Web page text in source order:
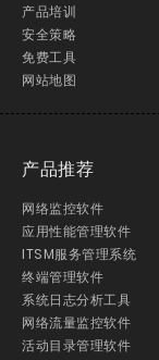
产品培训
安全策略
免费工具
网站地图
产品推荐
网络监控软件
应用性能管理软件
ITSM服务管理系统
终端管理软件
系统日志分析工具
网络流量监控软件
活动目录管理软件